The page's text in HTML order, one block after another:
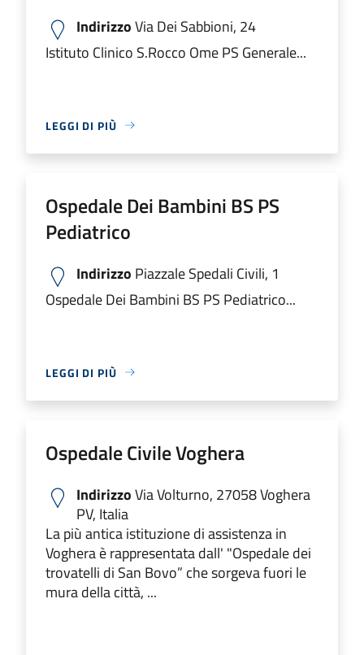
IndirizzoVia Dei Sabbioni, 24
Istituto Clinico S.Rocco Ome PS Generale...
LEGGI DI PIÙ
Ospedale Dei Bambini BS PS
Pediatrico
Indirizzo Piazzale Spedali Civili, 1
Ospedale Dei Bambini BS PS Pediatrico...
LEGGI DI PIÙ
Ospedale Civile Voghera
IndirizzoVia Volturno, 27058 Voghera
PV, Italia
La più antica istituzione di assistenza in
Voghera è rappresentata dall' "Ospedale dei
trovatelli di San Bovo” che sorgeva fuori le
mura della città, ...